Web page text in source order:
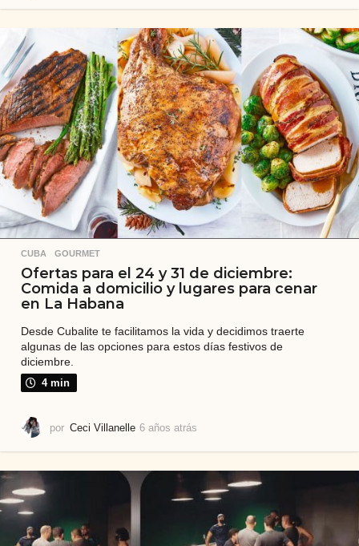
o
s
a
t
r
á
s
CUBA ,GOURMET
Ofertas para el 24 y 31 de diciembre:
Comida a domicilio y lugares para cenar
en La Habana
Desde Cubalite te facilitamos la vida y decidimos traerte
algunas de las opciones para estos días festivos de
diciembre.
4 min
por Ceci Villanelle 6 años atrás
o
s